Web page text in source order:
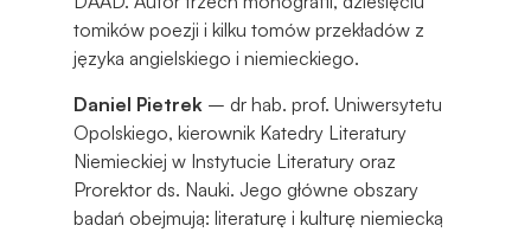
tomików poezji i kilku tomów przekładów z
języka angielskiego i niemieckiego.
Daniel Pietrek – dr hab. prof. Uniwersytetu
Opolskiego, kierownik Katedry Literatury
Niemieckiej w Instytucie Literatury oraz
Prorektor ds. Nauki. Jego główne obszary
badań obejmują: literaturę i kulturę niemiecką